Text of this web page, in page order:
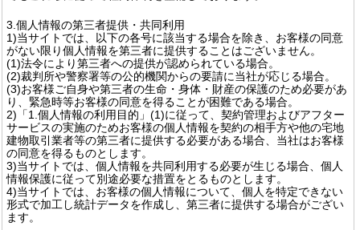
3.個人情報の第三者提供・共同利用
1)当サイトでは、以下の各号に該当する場合を除き、お客様の同意
がない限り個人情報を第三者に提供することはございません。
(1)法令により第三者への提供が認められている場合。
(2)裁判所や警察署等の公的機関からの要請に当社が応じる場合。
(3)お客様ご自身や第三者の生命・身体・財産の保護のため必要があ
り、緊急時等お客様の同意を得ることが困難である場合。
2)「1.個人情報の利用目的」(1)に従って、契約管理およびアフター
サービスの実施のためお客様の個人情報を契約の相手方や他の宅地
建物取引業者等の第三者に提供する必要がある場合、当社はお客様
の同意を得るものとします。
3)当サイトでは、個人情報を共同利用する必要が生じる場合、個人
情報保護に従って別途必要な措置をとるものとします。
4)当サイトでは、お客様の個人情報について、個人を特定できない
形式で加工し統計データを作成し、第三者に提供する場合がござい
ます。